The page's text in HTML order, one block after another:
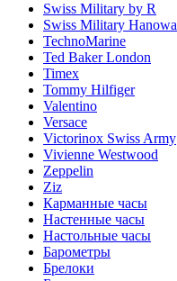
Swiss Military by R
Swiss Military Hanowa
TechnoMarine
Ted Baker London
Timex
Tommy Hilfiger
Valentino
Versace
Victorinox Swiss Army
Vivienne Westwood
Zeppelin
Ziz
Карманные часы
Настенные часы
Настольные часы
Барометры
Брелоки